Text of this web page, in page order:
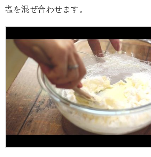
塩を混ぜ合わせます。